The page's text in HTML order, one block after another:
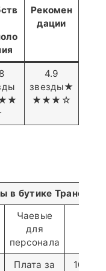
Рекомен
дации
4.9
звезды★
★★★☆
в бутике Транс
Чаевые
для
персонала
Плата за
100 /